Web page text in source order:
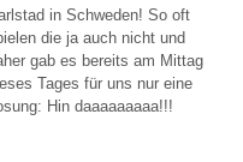
in Schweden! So oft
die ja auch nicht und
gab es bereits am Mittag
Tages für uns nur eine
Hin daaaaaaaaa!!!